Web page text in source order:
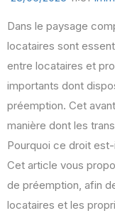
Dans le paysage
locataires sont
entre locataires et
importants dont
préemption. Cet
manière dont les
Pourquoi ce droit
Cet article vous
de préemption, afin
locataires et les